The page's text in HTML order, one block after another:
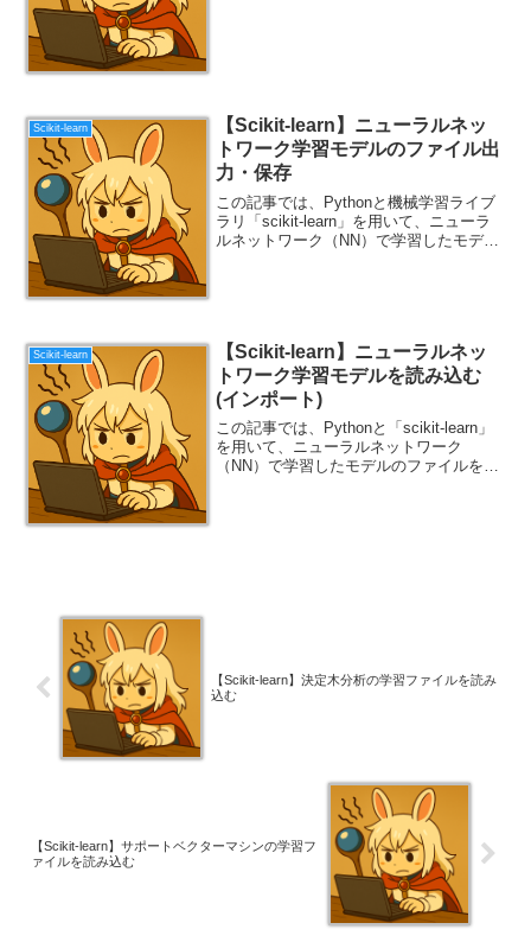
Scikit-learn
【Scikit-learn】ニューラルネッ
トワーク学習モデルのファイル出
力・保存
この記事では、Pythonと機械学習ライブ
ラリ「scikit-learn」を用いて、ニューラ
ルネットワーク（NN）で学習したモデル
Scikit-learn
【Scikit-learn】ニューラルネッ
トワーク学習モデルを読み込む
(インポート)
この記事では、Pythonと「scikit-learn」
を用いて、ニューラルネットワーク
（NN）で学習したモデルのファイルを読
【Scikit-learn】決定木分析の学習ファイルを読み
込む
【Scikit-learn】サポートベクターマシンの学習フ
ァイルを読み込む